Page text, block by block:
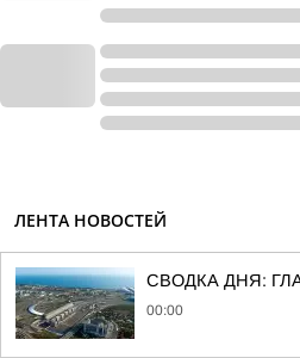
ЛЕНТА НОВОСТЕЙ
СВОДКА ДНЯ:
00:00